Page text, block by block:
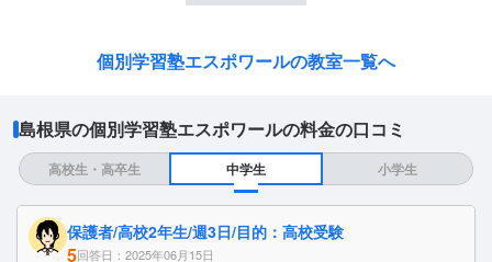
個別学習塾エスポワールの教室一覧へ
島根県の個別学習塾エスポワールの料金の口コミ
高校生・高卒生 中学生 小学生
保護者/高校2年生/週3日/目的：高校受験
5回答日：2025年06月15日